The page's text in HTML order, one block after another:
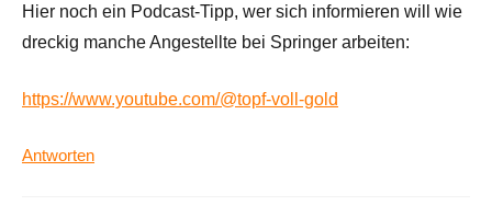
Hier noch ein Podcast-Tipp, wer sich informieren will wie
dreckig manche Angestellte bei Springer arbeiten:
https://www.youtube.com/@topf-voll-gold
Antworten